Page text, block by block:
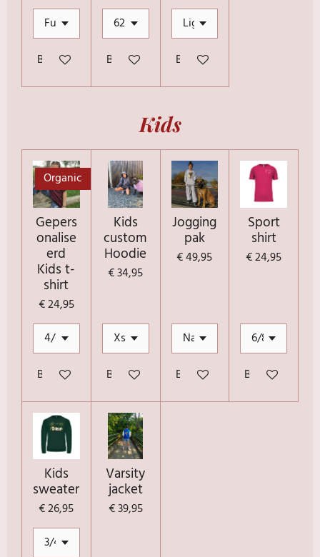
Bekijk details Bekijk details Bekijk details
Kids
Organic
Gepers
onalise
erd
Kids t-
shirt
€ 24,95
Bekijk details
Kids
custom
Hoodie
€ 34,95
Bekijk details
Jogging
pak
€ 49,95
Bekijk details
Sport
shirt
€ 24,95
Bekijk details
Kids
sweater
€ 26,95
Varsity
jacket
€ 39,95